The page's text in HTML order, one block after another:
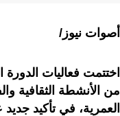
أصوات نيوز/
العمرية، في تأكيد